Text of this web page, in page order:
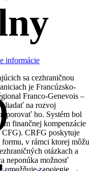
informácie
sa cezhraničnou
je Francúzsko-
Franco-Genevois –
na rozvoj
ho. Systém bol
finančnej kompenzácie
CFG). CRFG poskytuje
v rámci ktorej môžu
otázkach a
neponúka možnosť
umožňuje zapojenie